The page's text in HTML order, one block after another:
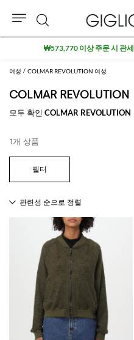
여성 COLMAR REVOLUTION 여성
COLMAR REVOLUTION
모두 확인 COLMAR REVOLUTION
1개 상품
검
색
₩573,770 이상 주문 시 관